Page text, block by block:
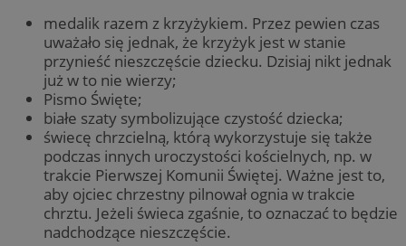
medalik razem z krzyżykiem. Przez pewien czas
uważało się jednak, że krzyżyk jest w stanie
przynieść nieszczęście dziecku. Dzisiaj nikt jednak
już w to nie wierzy;
Pismo Święte;
białe szaty symbolizujące czystość dziecka;
świecę chrzcielną, którą wykorzystuje się także
podczas innych uroczystości kościelnych, np. w
trakcie Pierwszej Komunii Świętej. Ważne jest to,
aby ojciec chrzestny pilnował ognia w trakcie
chrztu. Jeżeli świeca zgaśnie, to oznaczać to będzie
nadchodzące nieszczęście.